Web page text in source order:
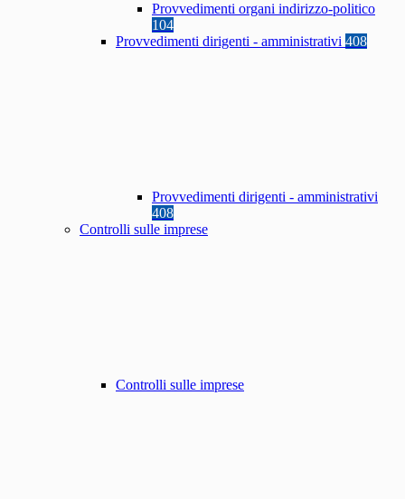
Provvedimenti organi indirizzo-politico
104
Provvedimenti dirigenti - amministrativi 408
Provvedimenti dirigenti - amministrativi
408
Controlli sulle imprese
Controlli sulle imprese